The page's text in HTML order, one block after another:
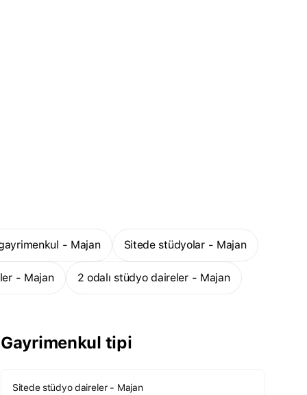
- Majan Sitede stüdyolar - Majan
- Majan 2 odalı stüdyo daireler - Majan
Gayrimenkul tipi
Sitede stüdyo daireler - Majan